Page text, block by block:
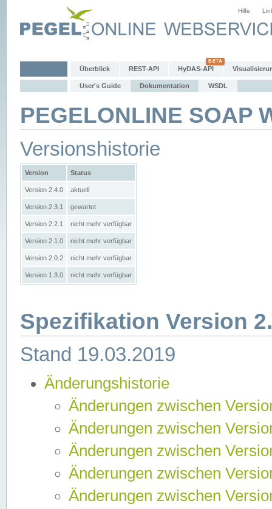
Hilfe
Überblick REST-API HyDAS-API
User's Guide Dokumentation WSDL
PEGELONLINE SOAP
Versionshistorie
Version Status
Version 2.4.0 aktuell
Version 2.3.1 gewartet
Version 2.2.1 nicht mehr verfügbar
Version 2.1.0 nicht mehr verfügbar
Version 2.0.2 nicht mehr verfügbar
Version 1.3.0 nicht mehr verfügbar
Spezifikation Version
Stand 19.03.2019
Änderungshistorie
Änderungen zwischen
Änderungen zwischen
Änderungen zwischen
Änderungen zwischen
Änderungen zwischen